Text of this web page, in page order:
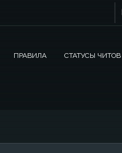
ПРАВИЛА СТАТУСЫ ЧИТОВ